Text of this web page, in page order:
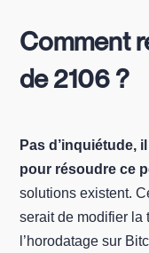
Comment
de 2106 ?
Pas d’inquiétude,
pour résoudre ce
solutions existent.
serait de modifier la
l’horodatage sur